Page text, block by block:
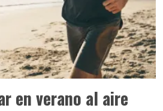
en verano al aire